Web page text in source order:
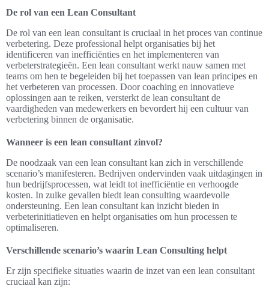
De rol van een Lean Consultant
De rol van een lean consultant is cruciaal in het proces van continue
verbetering. Deze professional helpt organisaties bij het
identificeren van inefficiënties en het implementeren van
verbeterstrategieën. Een lean consultant werkt nauw samen met
teams om hen te begeleiden bij het toepassen van lean principes en
het verbeteren van processen. Door coaching en innovatieve
oplossingen aan te reiken, versterkt de lean consultant de
vaardigheden van medewerkers en bevordert hij een cultuur van
verbetering binnen de organisatie.
Wanneer is een lean consultant zinvol?
De noodzaak van een lean consultant kan zich in verschillende
scenario’s manifesteren. Bedrijven ondervinden vaak uitdagingen in
hun bedrijfsprocessen, wat leidt tot inefficiëntie en verhoogde
kosten. In zulke gevallen biedt lean consulting waardevolle
ondersteuning. Een lean consultant kan inzicht bieden in
verbeterinitiatieven en helpt organisaties om hun processen te
optimaliseren.
Verschillende scenario’s waarin Lean Consulting helpt
Er zijn specifieke situaties waarin de inzet van een lean consultant
cruciaal kan zijn: